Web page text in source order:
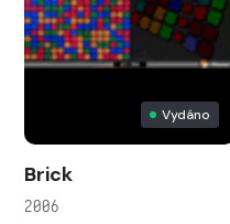
Vydáno
Brick
2006